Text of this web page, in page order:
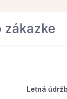
zákazke
Letná